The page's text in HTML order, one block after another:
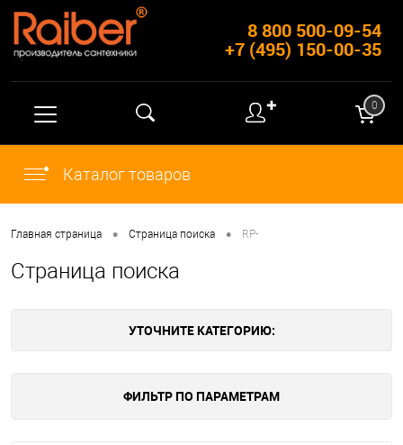
8 800 500-09-54
+7 (495) 150-00-35
✚ 0
Каталог товаров
Главная страница • Страница поиска • RP-
Страница поиска
УТОЧНИТЕ КАТЕГОРИЮ:
ФИЛЬТР ПО ПАРАМЕТРАМ